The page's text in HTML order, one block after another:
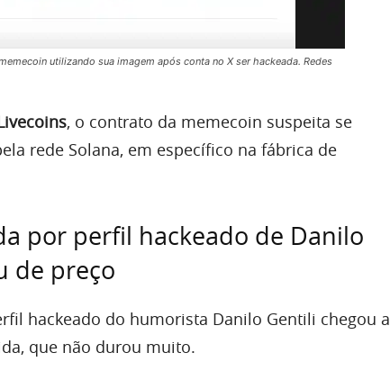
utilizando sua imagem após conta no X ser hackeada. Redes
, o contrato da memecoin suspeita se
rede Solana, em específico na fábrica de
por perfil hackeado de Danilo
de preço
hackeado do humorista Danilo Gentili chegou a
que não durou muito.